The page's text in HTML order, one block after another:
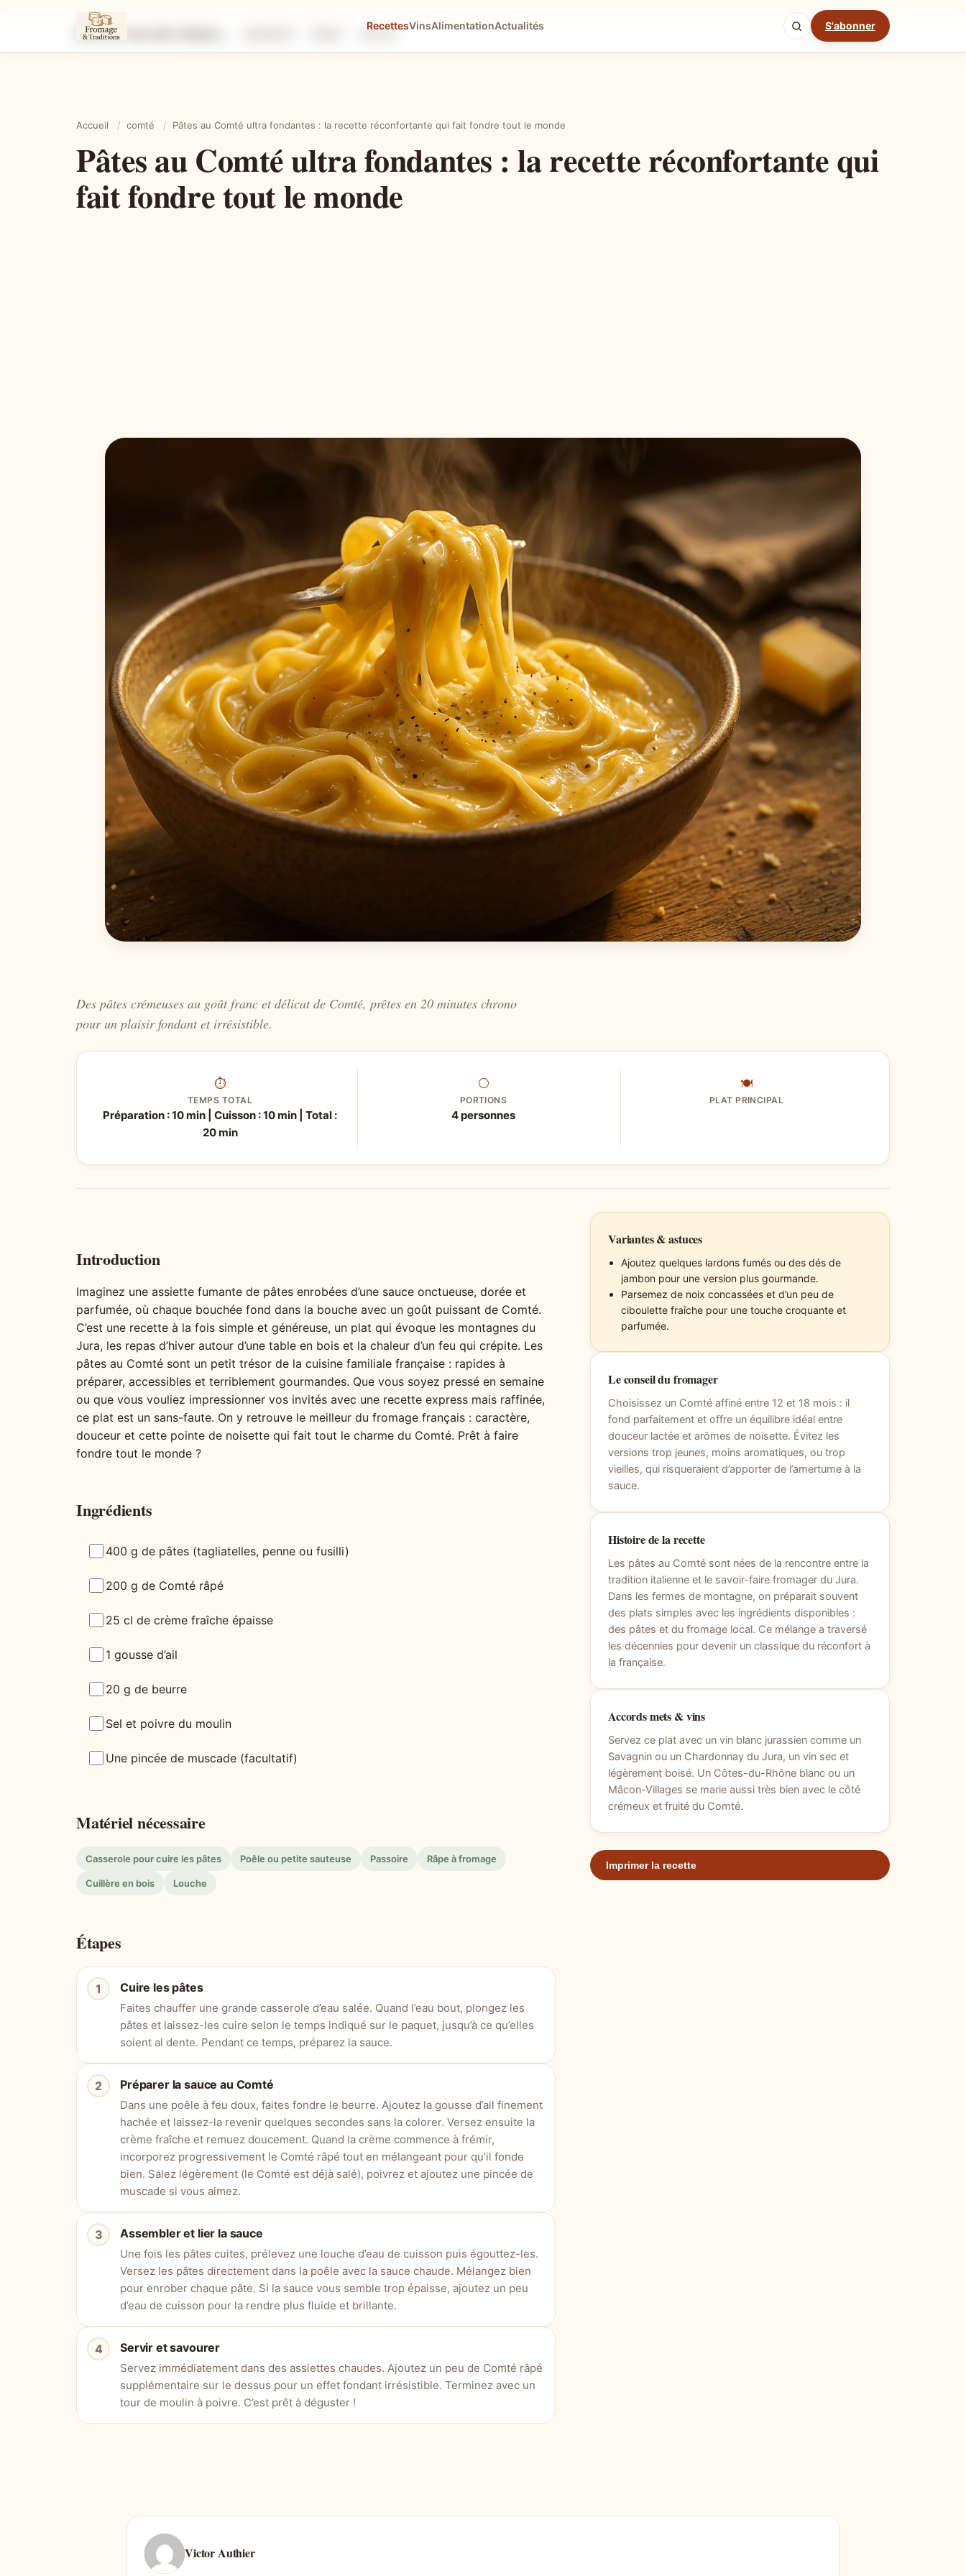
RecettesVinsAlimentationActualités S'abonner
Astuces Mode cuisine
Accueil / comté / Pâtes au Comté ultra fondantes : la recette réconfortante qui fait fondre tout le monde
Pâtes au Comté ultra fondantes : la recette réconfortante qui
fait fondre tout le monde
Des pâtes crémeuses au goût franc et délicat de Comté, prêtes en 20 minutes chrono
pour un plaisir fondant et irrésistible.
⏱
TEMPS TOTAL
Préparation : 10 min | Cuisson : 10 min | Total :
20 min
⚪
PORTIONS
4 personnes
🍽
PLAT PRINCIPAL
Introduction
Imaginez une assiette fumante de pâtes enrobées d’une sauce onctueuse, dorée et
parfumée, où chaque bouchée fond dans la bouche avec un goût puissant de Comté.
C’est une recette à la fois simple et généreuse, un plat qui évoque les montagnes du
Jura, les repas d’hiver autour d’une table en bois et la chaleur d’un feu qui crépite. Les
pâtes au Comté sont un petit trésor de la cuisine familiale française : rapides à
préparer, accessibles et terriblement gourmandes. Que vous soyez pressé en semaine
ou que vous vouliez impressionner vos invités avec une recette express mais raffinée,
ce plat est un sans-faute. On y retrouve le meilleur du fromage français : caractère,
douceur et cette pointe de noisette qui fait tout le charme du Comté. Prêt à faire
fondre tout le monde ?
Ingrédients
400 g de pâtes (tagliatelles, penne ou fusilli)
200 g de Comté râpé
25 cl de crème fraîche épaisse
1 gousse d’ail
20 g de beurre
Sel et poivre du moulin
Une pincée de muscade (facultatif)
Matériel nécessaire
Casserole pour cuire les pâtes Poêle ou petite sauteuse Passoire Râpe à fromage
Cuillère en bois Louche
Étapes
Cuire les pâtes
Faites chauffer une grande casserole d’eau salée. Quand l’eau bout, plongez les
pâtes et laissez-les cuire selon le temps indiqué sur le paquet, jusqu’à ce qu’elles
soient al dente. Pendant ce temps, préparez la sauce.
Préparer la sauce au Comté
Dans une poêle à feu doux, faites fondre le beurre. Ajoutez la gousse d’ail finement
hachée et laissez-la revenir quelques secondes sans la colorer. Versez ensuite la
crème fraîche et remuez doucement. Quand la crème commence à frémir,
incorporez progressivement le Comté râpé tout en mélangeant pour qu’il fonde
bien. Salez légèrement (le Comté est déjà salé), poivrez et ajoutez une pincée de
muscade si vous aimez.
Assembler et lier la sauce
Une fois les pâtes cuites, prélevez une louche d’eau de cuisson puis égouttez-les.
Versez les pâtes directement dans la poêle avec la sauce chaude. Mélangez bien
pour enrober chaque pâte. Si la sauce vous semble trop épaisse, ajoutez un peu
d’eau de cuisson pour la rendre plus fluide et brillante.
Servir et savourer
Servez immédiatement dans des assiettes chaudes. Ajoutez un peu de Comté râpé
supplémentaire sur le dessus pour un effet fondant irrésistible. Terminez avec un
tour de moulin à poivre. C’est prêt à déguster !
Variantes & astuces
Ajoutez quelques lardons fumés ou des dés de
jambon pour une version plus gourmande.
Parsemez de noix concassées et d’un peu de
ciboulette fraîche pour une touche croquante et
parfumée.
Le conseil du fromager
Choisissez un Comté affiné entre 12 et 18 mois : il
fond parfaitement et offre un équilibre idéal entre
douceur lactée et arômes de noisette. Évitez les
versions trop jeunes, moins aromatiques, ou trop
vieilles, qui risqueraient d’apporter de l’amertume à la
sauce.
Histoire de la recette
Les pâtes au Comté sont nées de la rencontre entre la
tradition italienne et le savoir-faire fromager du Jura.
Dans les fermes de montagne, on préparait souvent
des plats simples avec les ingrédients disponibles :
des pâtes et du fromage local. Ce mélange a traversé
les décennies pour devenir un classique du réconfort à
la française.
Accords mets & vins
Servez ce plat avec un vin blanc jurassien comme un
Savagnin ou un Chardonnay du Jura, un vin sec et
légèrement boisé. Un Côtes-du-Rhône blanc ou un
Mâcon-Villages se marie aussi très bien avec le côté
crémeux et fruité du Comté.
Imprimer la recette
Victor Authier